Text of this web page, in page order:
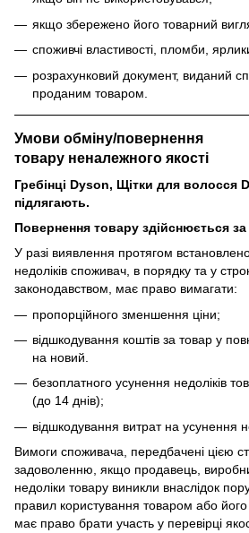
якщо збережено його товарний
споживчі властивості, пломби,
розрахунковий документ, виданий
проданим товаром.
Умови обміну/повернення
товару неналежного якості
Гребінці Dyson, Щітки для волосся
підлягають.
Повернення товару здійснюється за
У разі виявлення протягом
недоліків споживач, в порядку та у
законодавством, має право вимагати:
пропорційного зменшення ціни;
відшкодування коштів за товар у
на новий.
безоплатного усунення недоліків
(до 14 днів);
відшкодування витрат на усунення
Вимоги споживача, передбачені цією
задоволенню, якщо продавець,
недоліки товару виникли внаслідок
правил користування товаром або
має право брати участь у перевірці